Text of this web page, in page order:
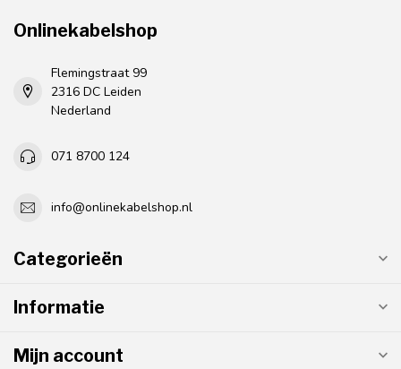
Onlinekabelshop
Flemingstraat 99
2316 DC Leiden
Nederland
071 8700 124
info@onlinekabelshop.nl
Categorieën
Informatie
Mijn account